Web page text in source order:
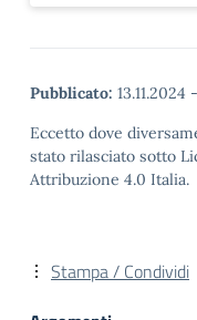
Pubblicato: 13.11.2024 -
Eccetto dove
stato rilasciato sotto
Attribuzione 4.0 Italia.
Stampa / Condividi